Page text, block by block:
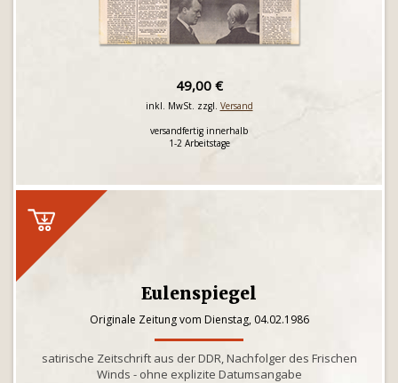
49,00 €
inkl. MwSt. zzgl. Versand
versandfertig innerhalb
1-2 Arbeitstage
Eulenspiegel
Originale Zeitung vom Dienstag, 04.02.1986
satirische Zeitschrift aus der DDR, Nachfolger des Frischen
Winds - ohne explizite Datumsangabe